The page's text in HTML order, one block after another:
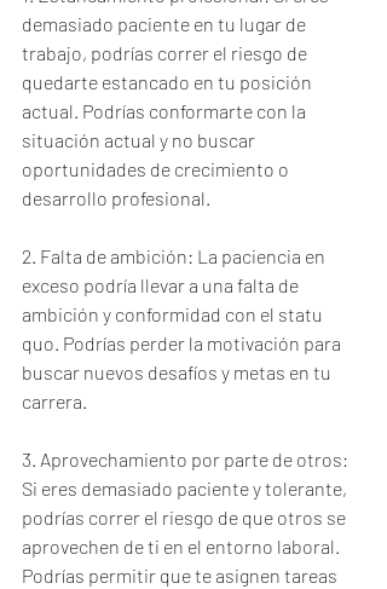
demasiado paciente en tu lugar de
trabajo, podrías correr el riesgo de
quedarte estancado en tu posición
actual. Podrías conformarte con la
situación actual y no buscar
oportunidades de crecimiento o
desarrollo profesional.
2. Falta de ambición: La paciencia en
exceso podría llevar a una falta de
ambición y conformidad con el statu
quo. Podrías perder la motivación para
buscar nuevos desafíos y metas en tu
carrera.
3. Aprovechamiento por parte de otros:
Si eres demasiado paciente y tolerante,
podrías correr el riesgo de que otros se
aprovechen de ti en el entorno laboral.
Podrías permitir que te asignen tareas